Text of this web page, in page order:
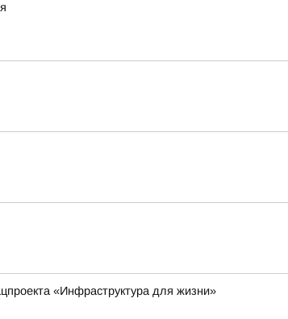
«Инфраструктура для жизни»